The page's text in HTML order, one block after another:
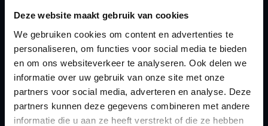
Deze website maakt gebruik van cookies
We gebruiken cookies om content en advertenties te
personaliseren, om functies voor social media te bieden
en om ons websiteverkeer te analyseren. Ook delen we
informatie over uw gebruik van onze site met onze
partners voor social media, adverteren en analyse. Deze
partners kunnen deze gegevens combineren met andere
informatie die u aan ze heeft verstrekt of die ze hebben
Checklist IB 2023 (Word)
Checklist IB 2024 (PDF)
Checklist IB 2024 (Word)
Checklist IB 2025 (Word)
Contact
Mogelijkheden
Stamrecht BV
O
ODV BV
Ontbinden Stamrecht
BV